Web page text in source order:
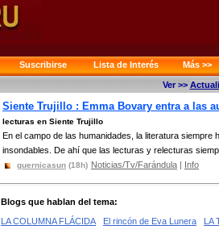
Suscribirse Lista de Interés
Más >>
Ver >>
Siente Trujillo : Emma Bovary entra a las
lecturas en Siente Trujillo
En el campo de las humanidades, la literatura
insondables. De ahí que las lecturas y relecturas
guernicasun (18h) Noticias/Tv/Farándula | Info
Blogs que hablan del tema:
LA COLUMNA FLÁCIDA
El rincón de Eva Lunera LA